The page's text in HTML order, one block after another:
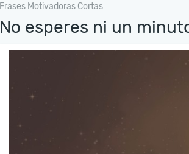
Frases Motivadoras Cortas
No esperes ni un